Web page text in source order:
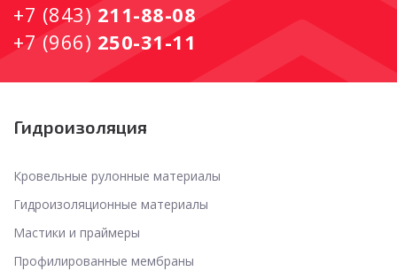
+7 (843) 211-88-08
+7 (966) 250-31-11
Гидроизоляция
Кровельные рулонные материалы
Гидроизоляционные материалы
Мастики и праймеры
Профилированные мембраны